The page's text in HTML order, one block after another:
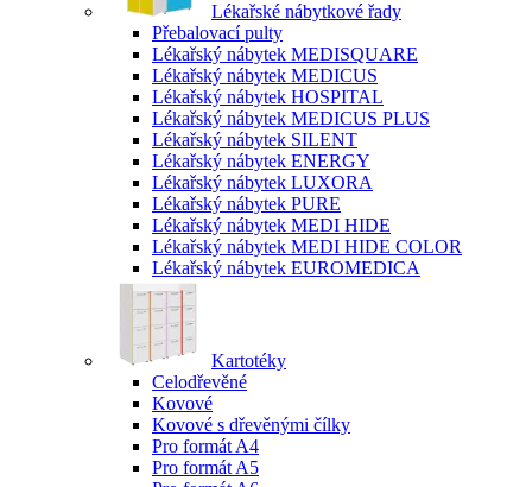
Lékařské nábytkové řady
Přebalovací pulty
Lékařský nábytek MEDISQUARE
Lékařský nábytek MEDICUS
Lékařský nábytek HOSPITAL
Lékařský nábytek MEDICUS PLUS
Lékařský nábytek SILENT
Lékařský nábytek ENERGY
Lékařský nábytek LUXORA
Lékařský nábytek PURE
Lékařský nábytek MEDI HIDE
Lékařský nábytek MEDI HIDE COLOR
Lékařský nábytek EUROMEDICA
Kartotéky
Celodřevěné
Kovové
Kovové s dřevěnými čílky
Pro formát A4
Pro formát A5